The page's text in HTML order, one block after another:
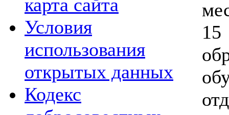
карта сайта
Условия
использования
открытых данных
Кодекс